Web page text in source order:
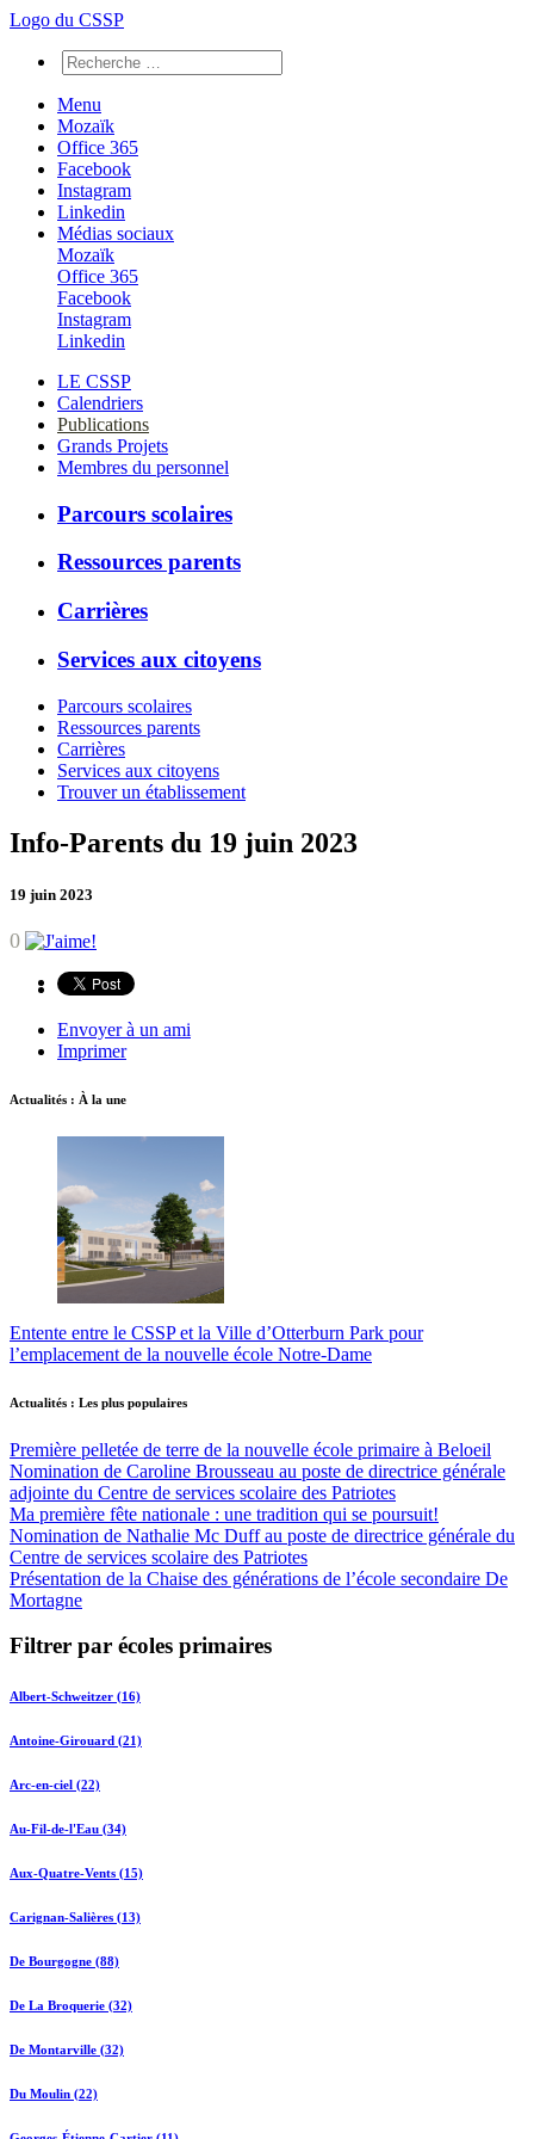
Logo du CSSP
Menu
Mozaïk
Office 365
Facebook
Instagram
Linkedin
Médias sociaux
Mozaïk
Office 365
Facebook
Instagram
Linkedin
LE CSSP
Calendriers
Publications
Grands Projets
Membres du personnel
Parcours scolaires
Ressources parents
Carrières
Services aux citoyens
Parcours scolaires
Ressources parents
Carrières
Services aux citoyens
Trouver un établissement
Info-Parents du 19 juin 2023
19 juin 2023
0
Envoyer à un ami
Imprimer
Actualités : À la une
Entente entre le CSSP et la Ville d’Otterburn Park pour
l’emplacement de la nouvelle école Notre-Dame
Actualités : Les plus populaires
Première pelletée de terre de la nouvelle école primaire à Beloeil
Nomination de Caroline Brousseau au poste de directrice générale
adjointe du Centre de services scolaire des Patriotes
Ma première fête nationale : une tradition qui se poursuit!
Nomination de Nathalie Mc Duff au poste de directrice générale du
Centre de services scolaire des Patriotes
Présentation de la Chaise des générations de l’école secondaire De
Mortagne
Filtrer par écoles primaires
Albert-Schweitzer (16)
Antoine-Girouard (21)
Arc-en-ciel (22)
Au-Fil-de-l'Eau (34)
Aux-Quatre-Vents (15)
Carignan-Salières (13)
De Bourgogne (88)
De La Broquerie (32)
De Montarville (32)
Du Moulin (22)